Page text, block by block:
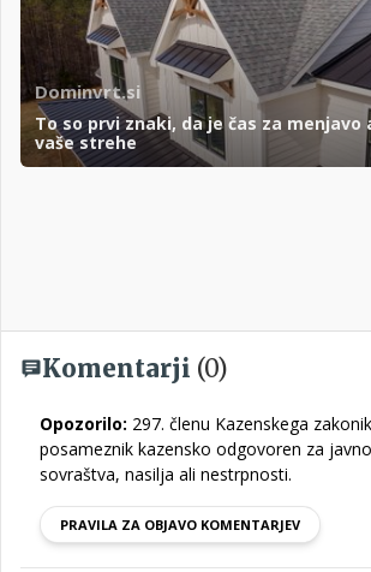
Dominvrt.si
To so prvi znaki, da je čas za menjavo
vaše strehe
Komentarji (0)
Opozorilo: 297. členu Kazenskega
posameznik kazensko odgovoren za
sovraštva, nasilja ali nestrpnosti.
PRAVILA ZA OBJAVO KOMENTARJEV